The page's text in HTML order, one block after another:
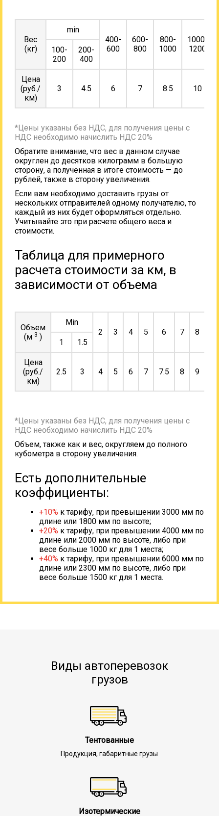
Вес
(кг)
min
400-
600
600-
800
800-
1000
1000-
1200
100-
200
200-
400
Цена
(руб./
км)
3 4.5 6 7 8.5 10
*Цены указаны без НДС, для получения цены с
НДС необходимо начислить НДС 20%
Обратите внимание, что вес в данном случае
округлен до десятков килограмм в большую
сторону, а полученная в итоге стоимость — до
рублей, также в сторону увеличения.
Если вам необходимо доставить грузы от
нескольких отправителей одному получателю, то
каждый из них будет оформляться отдельно.
Учитывайте это при расчете общего веса и
стоимости.
Таблица для примерного
расчета стоимости за км, в
зависимости от объема
Объем
(м 3 )
Min
2
3 4 5 6 7 8
1
1.5
Цена
(руб./
км)
2.5 3 4 5 6 7 7.5 8 9
*Цены указаны без НДС, для получения цены с
НДС необходимо начислить НДС 20%
Объем, также как и вес, округляем до полного
кубометра в сторону увеличения.
Есть дополнительные
коэффициенты:
+10% к тарифу, при превышении 3000 мм по
длине или 1800 мм по высоте;
+20% к тарифу, при превышении 4000 мм по
длине или 2000 мм по высоте, либо при
весе больше 1000 кг для 1 места;
+40% к тарифу, при превышении 6000 мм по
длине или 2300 мм по высоте, либо при
весе больше 1500 кг для 1 места.
Виды автоперевозок
грузов
Тентованные
Продукция, габаритные грузы
Изотермические